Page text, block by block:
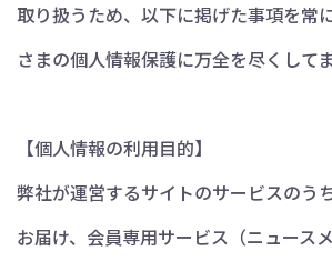
取り扱うため、以下に掲げた事項を常
さまの個人情報保護に万全を尽くしてま
【個人情報の利用目的】
弊社が運営するサイトのサービスのう
お届け、会員専用サービス（ニュース